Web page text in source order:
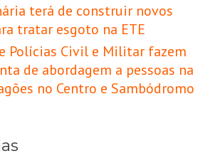
terá de construir novos
tratar esgoto na ETE
Polícias Civil e Militar fazem
de abordagem a pessoas na
no Centro e Sambódromo